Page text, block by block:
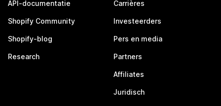
API-documentatie
Shopify Community
Shopify-blog
Research
Carrières
Investeerders
Pers en media
Partners
Affiliates
Juridisch